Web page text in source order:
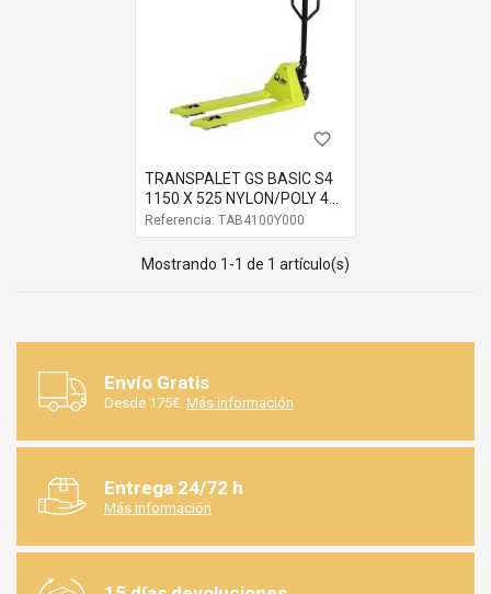
favorite_border
TRANSPALET GS BASIC S4
1150 X 525 NYLON/POLY 4
NYL
Referencia: TAB4100Y000
Mostrando 1-1 de 1 artículo(s)
Envío Gratis
Desde 175€. Más información
Entrega 24/72 h
Más información